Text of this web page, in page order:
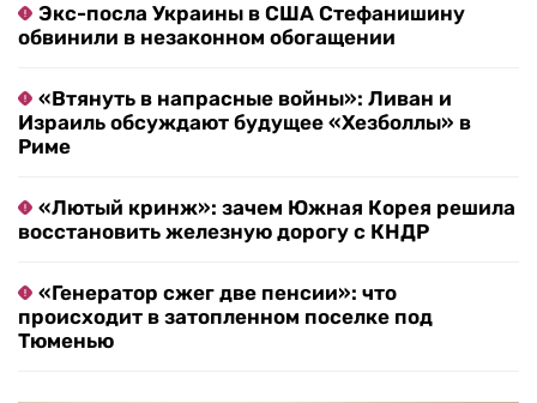
Экс-посла Украины в США Стефанишину
обвинили в незаконном обогащении
«Втянуть в напрасные войны»: Ливан и
Израиль обсуждают будущее «Хезболлы» в
Риме
«Лютый кринж»: зачем Южная Корея решила
восстановить железную дорогу с КНДР
«Генератор сжег две пенсии»: что
происходит в затопленном поселке под
Тюменью